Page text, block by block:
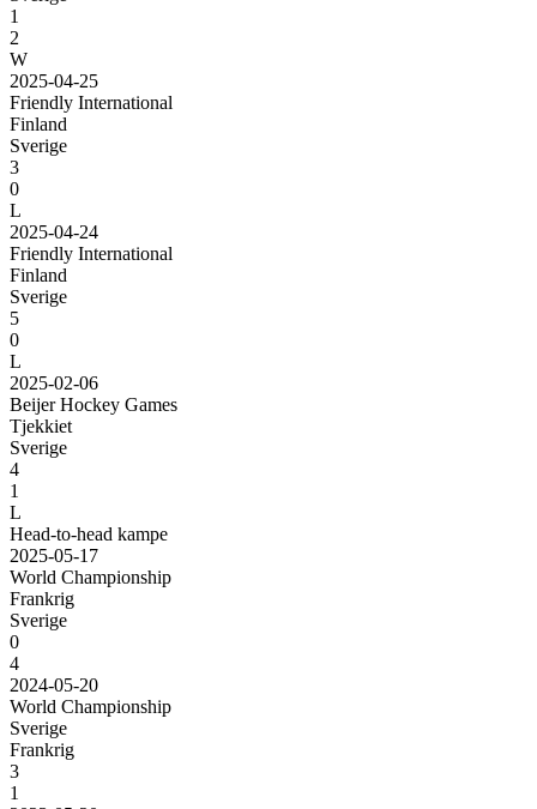
1
2
W
2025-04-25
Friendly International
Finland
Sverige
3
0
L
2025-04-24
Friendly International
Finland
Sverige
5
0
L
2025-02-06
Beijer Hockey Games
Tjekkiet
Sverige
4
1
L
Head-to-head kampe
2025-05-17
World Championship
Frankrig
Sverige
0
4
2024-05-20
World Championship
Sverige
Frankrig
3
1